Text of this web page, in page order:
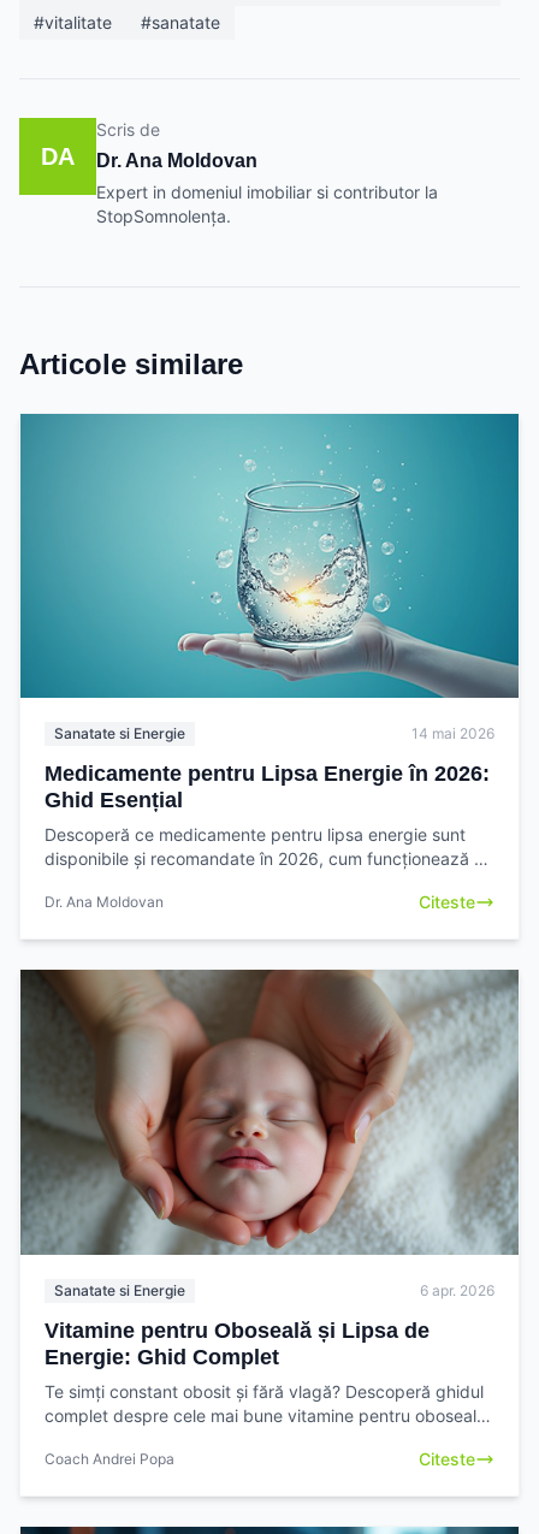
#vitalitate
#sanatate
DA
Scris de
Dr. Ana Moldovan
Expert in domeniul imobiliar si contributor la
StopSomnolența.
Articole similare
Sanatate si Energie 14 mai 2026
Medicamente pentru Lipsa Energie în 2026:
Ghid Esențial
Descoperă ce medicamente pentru lipsa energie sunt
disponibile și recomandate în 2026, cum funcționează și
Dr. Ana Moldovan Citeste
Sanatate si Energie 6 apr. 2026
Vitamine pentru Oboseală și Lipsa de
Energie: Ghid Complet
Te simți constant obosit și fără vlagă? Descoperă ghidul
complet despre cele mai bune vitamine pentru oboseală
Coach Andrei Popa Citeste